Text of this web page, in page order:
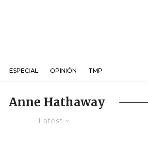
ESPECIAL OPINIÓN TMP
Anne Hathaway
Latest